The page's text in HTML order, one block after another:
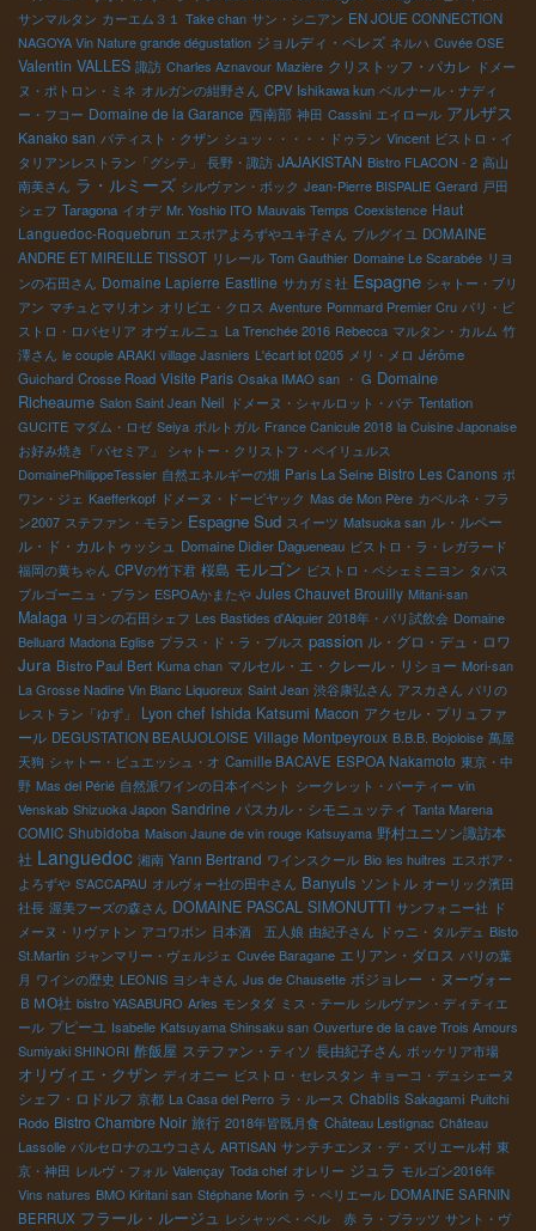
サンマルタン カーエム３１ Take chan サン・シニアン EN JOUE CONNECTION
NAGOYA Vin Nature grande dégustation ジョルディ・ペレズ ネルハ Cuvée OSE
Valentin VALLES 諏訪 Charles Aznavour Mazière クリストッフ・パカレ ドメー
ヌ・ポトロン・ミネ オルガンの紺野さん CPV Ishikawa kun ベルナール・ナディ
ー・フコー Domaine de la Garance 西南部 神田 Cassini エイロール アルザス
Kanako san バティスト・クザン シュッ・・・・・ドゥラン Vincent ビストロ・イ
タリアンレストラン「グシテ」
長野・諏訪 JAJAKISTAN Bistro FLACON - 2 高山
南美さん ラ・ルミーズ シルヴァン・ボック Jean-Pierre BISPALIE Gerard 戸田
シェフ Taragona イオデ Mr. Yoshio ITO Mauvais Temps Coexistence Haut
Languedoc-Roquebrun エスポアよろずやユキ子さん ブルグイユ DOMAINE
ANDRE ET MIREILLE TISSOT リレール Tom Gauthier Domaine Le Scarabée リヨ
ンの石田さん Domaine Lapierre Eastline サカガミ社 Espagne シャトー・ブリ
アン マチュとマリオン オリビエ・クロス Aventure Pommard Premier Cru パリ・ビ
ストロ・ロバセリア オヴェルニュ La Trenchée 2016 Rebecca マルタン・カルム 竹
澤さん le couple ARAKI village Jasniers L'écart lot 0205 メリ・メロ Jérôme
Guichard Crosse Road Visite Paris Osaka IMAO san ・ G Domaine
Richeaume Salon Saint Jean Neil ドメーヌ・シャルロット・バテ Tentation
GUCITE マダム・ロゼ Seiya ポルトガル France Canicule 2018 la Cuisine Japonaise
お好み焼き「パセミア」
シャトー・クリストフ・ペイリュルス
DomainePhilippeTessier 自然エネルギーの畑 Paris La Seine Bistro Les Canons ポ
ワン・ジェ Kaefferkopf ドメーヌ・ドーピヤック Mas de Mon Père カベルネ・フラ
ン2007 ステファン・モラン Espagne Sud スイーツ Matsuoka san ル・ルペー
ル・ド・カルトゥッシュ Domaine Didier Dagueneau ビストロ・ラ・レガラード
福岡の黄ちゃん CPVの竹下君 桜島 モルゴン ビストロ・ペシェミニヨン タパス
ブルゴーニュ・ブラン ESPOAかまたや Jules Chauvet Brouilly Mitani-san
Malaga リヨンの石田シェフ Les Bastides d'Alquier 2018年・パリ試飲会 Domaine
Belluard Madona Eglise プラス・ド・ラ・ブルス passion ル・グロ・デュ・ロワ
Jura Bistro Paul Bert Kuma chan マルセル・エ・クレール・リショー Mori-san
La Grosse Nadine Vin Blanc Liquoreux Saint Jean 渋谷康弘さん アスカさん パリの
レストラン「ゆず」
Lyon chef Ishida Katsumi Macon アクセル・プリュファ
ール DEGUSTATION BEAUJOLOISE Village Montpeyroux B.B.B. Bojoloise 萬屋
天狗 シャトー・ピュエッシュ・オ Camille BACAVE ESPOA Nakamoto 東京・中
野 Mas del Périé 自然派ワインの日本イベント シークレット・パーティー vin
Venskab Shizuoka Japon Sandrine パスカル・シモニュッティ Tanta Marena
COMIC Shubidoba Maison Jaune de vin rouge Katsuyama 野村ユニソン諏訪本
社 Languedoc 湘南 Yann Bertrand ワインスクール Bio les huitres エスポア・
よろずや S'ACCAPAU オルヴォー社の田中さん Banyuls ソントル オーリック濱田
社長 渥美フーズの森さん DOMAINE PASCAL SIMONUTTI サンフォニー社 ド
メーヌ・リヴァトン アコワボン 日本酒 五人娘 由紀子さん ドゥニ・タルデュ Bisto
St.Martin ジャンマリー・ヴェルジェ Cuvée Baragane エリアン・ダロス パリの葉
月 ワインの歴史 LEONIS ヨシキさん Jus de Chausette ボジョレー ・ヌーヴォー
ＢＭО社 bistro YASABURO Arles モンタダ ミス・テール シルヴァン・ディティエ
ール プピーユ Isabelle Katsuyama Shinsaku san Ouverture de la cave Trois Amours
Sumiyaki SHINORI 酢飯屋 ステファン・ティソ 長由紀子さん ボッケリア市場
オリヴィエ・クザン ディオニー ビストロ・セレスタン キョーコ・デュシェーヌ
シェフ・ロドルフ 京都 La Casa del Perro ラ・ルース Chablis Sakagami Puitchi
Rodo Bistro Chambre Noir 旅行 2018年皆既月食 Château Lestignac Château
Lassolle バルセロナのユウコさん ARTISAN サンテチエンヌ・デ・ズリエール村 東
京・神田 レルヴ・フォル Valençay Toda chef オレリー ジュラ モルゴン2016年
Vins natures BMO Kiritani san Stéphane Morin ラ・ペリエール DOMAINE SARNIN
BERRUX フラール・ルージュ レシャッペ・ベル 赤 ラ・プラッツ サント・ヴ